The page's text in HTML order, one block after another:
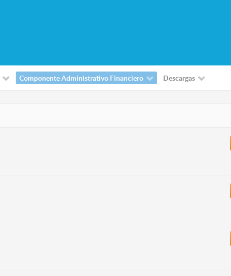
Componente Administrativo Financiero Descargas